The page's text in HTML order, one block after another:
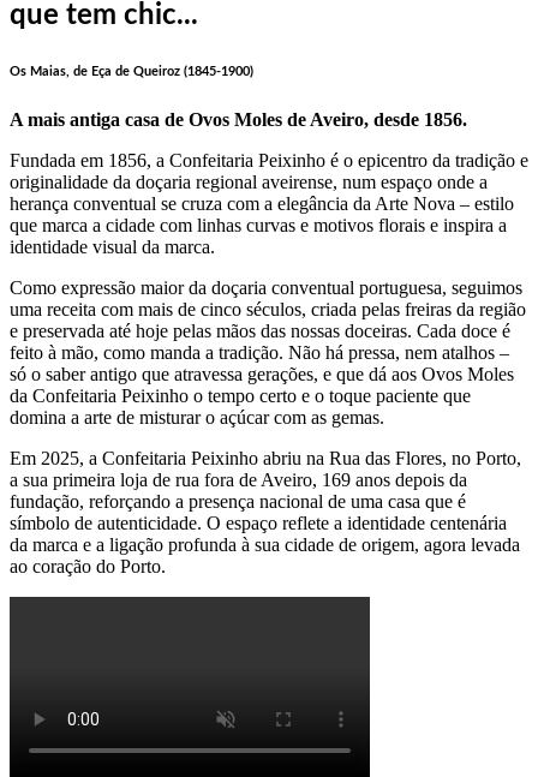
que tem chic...
Os Maias, de Eça de Queiroz (1845-1900)
A mais antiga casa de Ovos Moles de Aveiro, desde 1856.
Fundada em 1856, a Confeitaria Peixinho é o epicentro da tradição e
originalidade da doçaria regional aveirense, num espaço onde a
herança conventual se cruza com a elegância da Arte Nova – estilo
que marca a cidade com linhas curvas e motivos florais e inspira a
identidade visual da marca.
Como expressão maior da doçaria conventual portuguesa, seguimos
uma receita com mais de cinco séculos, criada pelas freiras da região
e preservada até hoje pelas mãos das nossas doceiras. Cada doce é
feito à mão, como manda a tradição. Não há pressa, nem atalhos –
só o saber antigo que atravessa gerações, e que dá aos Ovos Moles
da Confeitaria Peixinho o tempo certo e o toque paciente que
domina a arte de misturar o açúcar com as gemas.
Em 2025, a Confeitaria Peixinho abriu na Rua das Flores, no Porto,
a sua primeira loja de rua fora de Aveiro, 169 anos depois da
fundação, reforçando a presença nacional de uma casa que é
símbolo de autenticidade. O espaço reflete a identidade centenária
da marca e a ligação profunda à sua cidade de origem, agora levada
ao coração do Porto.